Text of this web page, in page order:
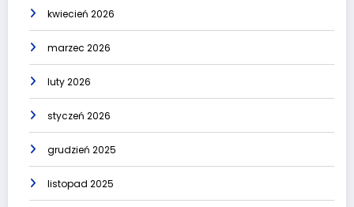
kwiecień 2026
marzec 2026
luty 2026
styczeń 2026
grudzień 2025
listopad 2025